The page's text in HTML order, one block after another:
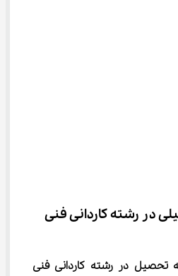
در رشته کاردانی فنی
تحصیل در رشته کاردانی فنی